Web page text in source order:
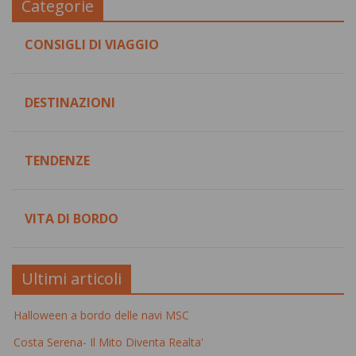
Categorie
CONSIGLI DI VIAGGIO
DESTINAZIONI
TENDENZE
VITA DI BORDO
Ultimi articoli
Halloween a bordo delle navi MSC
Costa Serena- Il Mito Diventa Realta'